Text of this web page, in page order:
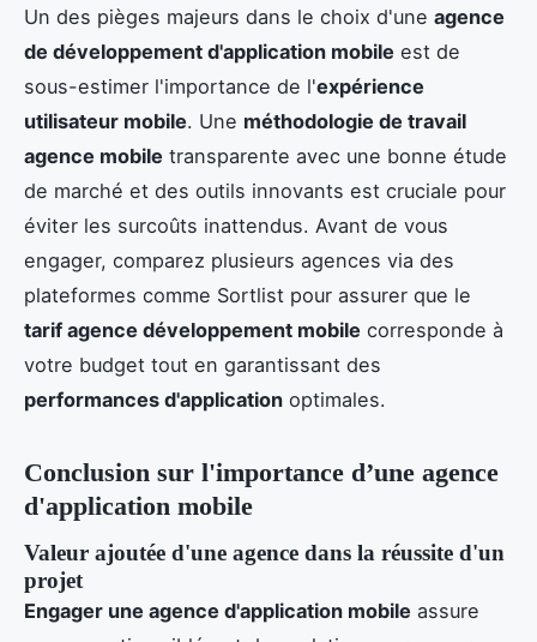
Un des pièges majeurs dans le choix d'une agence
de développement d'application mobile est de
sous-estimer l'importance de l'expérience
utilisateur mobile. Une méthodologie de travail
agence mobile transparente avec une bonne étude
de marché et des outils innovants est cruciale pour
éviter les surcoûts inattendus. Avant de vous
engager, comparez plusieurs agences via des
plateformes comme Sortlist pour assurer que le
tarif agence développement mobile corresponde à
votre budget tout en garantissant des
performances d'application optimales.
Conclusion sur l'importance d’une agence
d'application mobile
Valeur ajoutée d'une agence dans la réussite d'un
projet
Engager une agence d'application mobile assure